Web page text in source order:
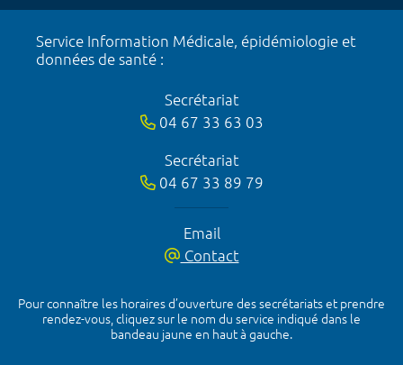
Service Information Médicale, épidémiologie et
données de santé :
Secrétariat
04 67 33 63 03
Secrétariat
04 67 33 89 79
Email
Contact
Pour connaître les horaires d’ouverture des secrétariats et prendre
rendez-vous, cliquez sur le nom du service indiqué dans le
bandeau jaune en haut à gauche.